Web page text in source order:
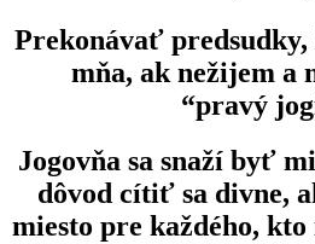
Prekonávať predsudky,
mňa, ak nežijem a
“pravý
Jogovňa sa snaží byť
dôvod cítiť sa divne,
miesto pre každého,